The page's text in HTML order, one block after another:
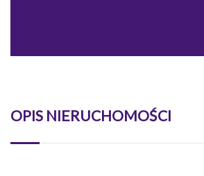
OPIS NIERUCHOMOŚCI